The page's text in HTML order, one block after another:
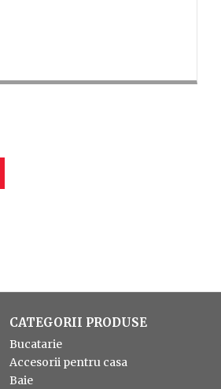
CATEGORII PRODUSE
Bucatarie
Accesorii pentru casa
Baie